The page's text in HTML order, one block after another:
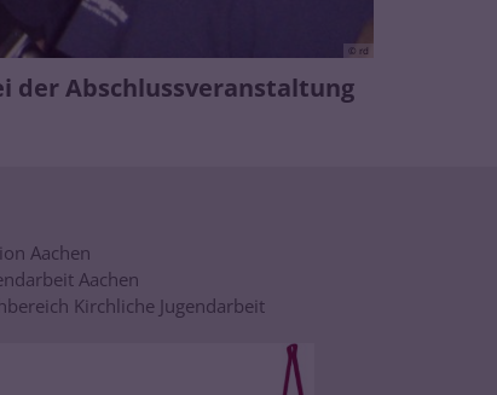
© rd
der Abschlussveranstaltung
Aachen
Aachen
Kirchliche Jugendarbeit